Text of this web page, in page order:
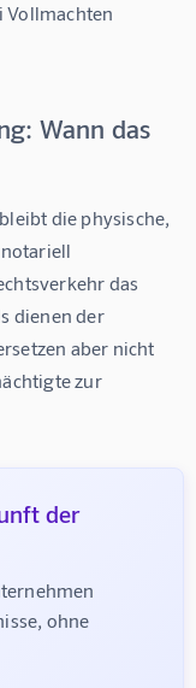
Vollmachten
Wann das
die physische,
das
dienen der
aber nicht
zur
der
ohne